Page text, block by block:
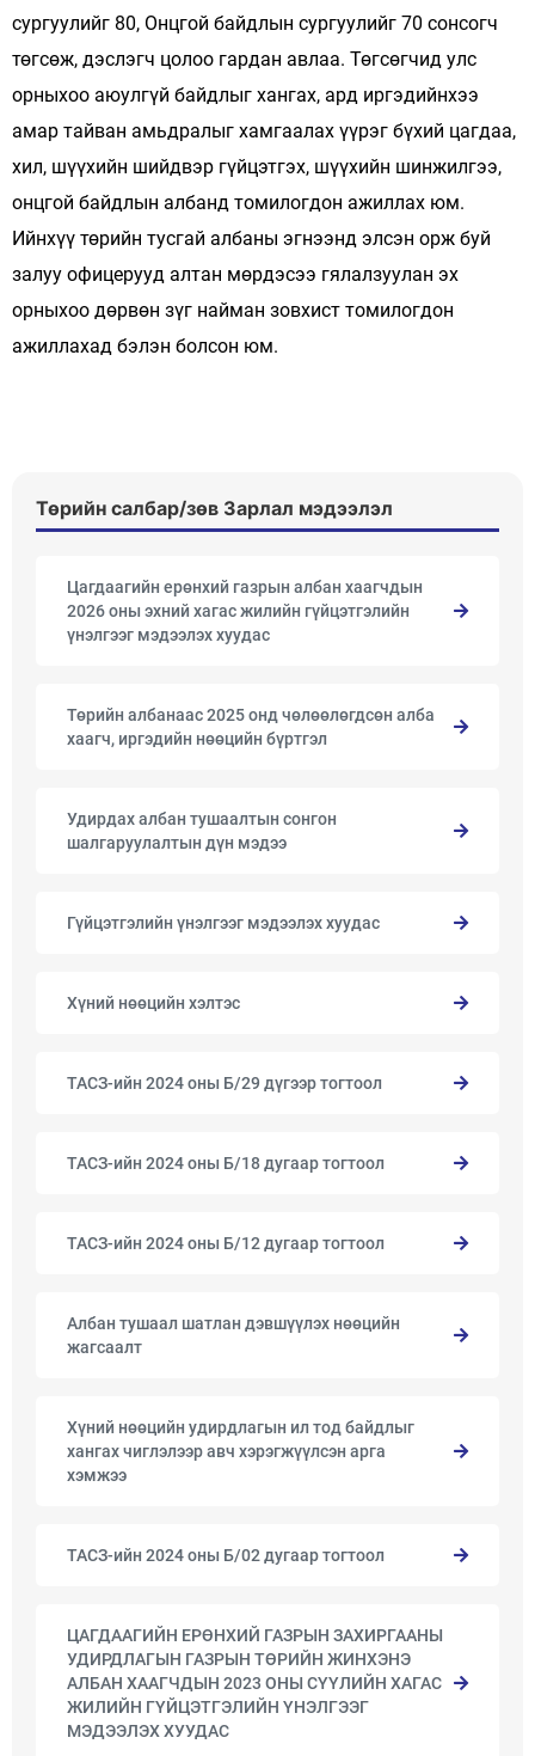
сургуулийг 80, Онцгой байдлын сургуулийг 70 сонсогч
төгсөж, дэслэгч цолоо гардан авлаа. Төгсөгчид улс
орныхоо аюулгүй байдлыг хангах, ард иргэдийнхээ
амар тайван амьдралыг хамгаалах үүрэг бүхий цагдаа,
хил, шүүхийн шийдвэр гүйцэтгэх, шүүхийн шинжилгээ,
онцгой байдлын албанд томилогдон ажиллах юм.
Ийнхүү төрийн тусгай албаны эгнээнд элсэн орж буй
залуу офицерууд алтан мөрдэсээ гялалзуулан эх
орныхоо дөрвөн зүг найман зовхист томилогдон
ажиллахад бэлэн болсон юм.
Төрийн салбар/зөв Зарлал мэдээлэл
Цагдаагийн ерөнхий газрын албан хаагчдын
2026 оны эхний хагас жилийн гүйцэтгэлийн
үнэлгээг мэдээлэх хуудас
Төрийн албанаас 2025 онд чөлөөлөгдсөн алба
хаагч, иргэдийн нөөцийн бүртгэл
Удирдах албан тушаалтын сонгон
шалгаруулалтын дүн мэдээ
Гүйцэтгэлийн үнэлгээг мэдээлэх хуудас
Хүний нөөцийн хэлтэс
ТАСЗ-ийн 2024 оны Б/29 дүгээр тогтоол
ТАСЗ-ийн 2024 оны Б/18 дугаар тогтоол
ТАСЗ-ийн 2024 оны Б/12 дугаар тогтоол
Албан тушаал шатлан дэвшүүлэх нөөцийн
жагсаалт
Хүний нөөцийн удирдлагын ил тод байдлыг
хангах чиглэлээр авч хэрэгжүүлсэн арга
хэмжээ
ТАСЗ-ийн 2024 оны Б/02 дугаар тогтоол
ЦАГДААГИЙН ЕРӨНХИЙ ГАЗРЫН ЗАХИРГААНЫ
УДИРДЛАГЫН ГАЗРЫН ТӨРИЙН ЖИНХЭНЭ
АЛБАН ХААГЧДЫН 2023 ОНЫ СҮҮЛИЙН ХАГАС
ЖИЛИЙН ГҮЙЦЭТГЭЛИЙН ҮНЭЛГЭЭГ
МЭДЭЭЛЭХ ХУУДАС